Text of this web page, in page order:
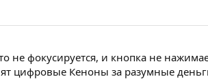
не фокусируется, и кнопка не
цифровые Кеноны за разумные